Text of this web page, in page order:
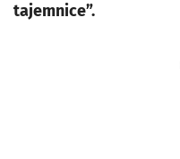
tajemnice”.